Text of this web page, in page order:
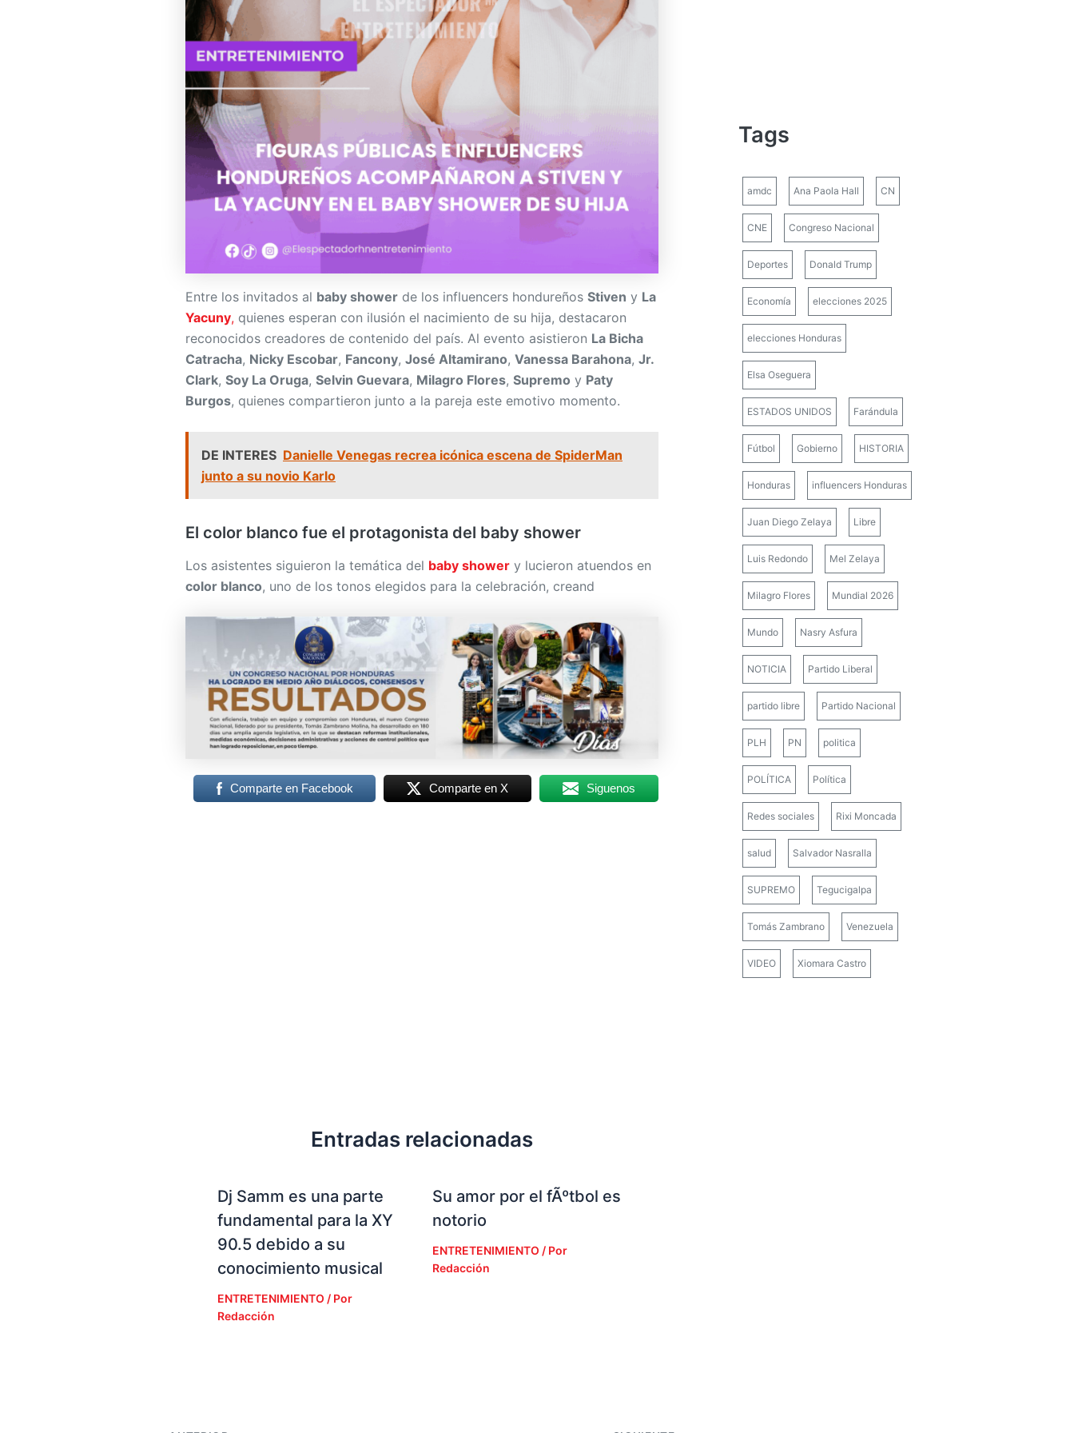
Entre los invitados al baby shower de los influencers hondureños Stiven y La
Yacuny, quienes esperan con ilusión el nacimiento de su hija, destacaron
reconocidos creadores de contenido del país. Al evento asistieron La Bicha
Catracha, Nicky Escobar, Fancony, José Altamirano, Vanessa Barahona, Jr.
Clark, Soy La Oruga, Selvin Guevara, Milagro Flores, Supremo y Paty
Burgos, quienes compartieron junto a la pareja este emotivo momento.
DE INTERES Danielle Venegas recrea icónica escena de SpiderMan
junto a su novio Karlo
El color blanco fue el protagonista del baby shower
Los asistentes siguieron la temática del baby shower y lucieron atuendos en
color blanco, uno de los tonos elegidos para la celebración, creand
Comparte en Facebook Comparte en X Siguenos
Entradas relacionadas
Dj Samm es una parte
fundamental para la XY
90.5 debido a su
conocimiento musical
ENTRETENIMIENTO / Por
Redacción
Su amor por el fÃºtbol es
notorio
ENTRETENIMIENTO / Por
Redacción
Tags
amdc Ana Paola Hall CN
CNE Congreso Nacional
Deportes Donald Trump
Economía elecciones 2025
elecciones Honduras
Elsa Oseguera
ESTADOS UNIDOS Farándula
Fútbol Gobierno HISTORIA
Honduras influencers Honduras
Juan Diego Zelaya Libre
Luis Redondo Mel Zelaya
Milagro Flores Mundial 2026
Mundo Nasry Asfura
NOTICIA Partido Liberal
partido libre Partido Nacional
PLH PN politica
POLÍTICA Política
Redes sociales Rixi Moncada
salud Salvador Nasralla
SUPREMO Tegucigalpa
Tomás Zambrano Venezuela
VIDEO Xiomara Castro